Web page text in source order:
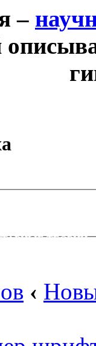
–
ТЕОРИИ
‹